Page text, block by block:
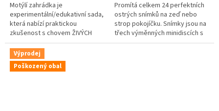
Motýlí zahrádka je
experimentální/edukativní sada,
která nabízí praktickou
zkušenost s chovem ŽIVÝCH
motýlků od housenek až po
vylíhnutí a vypuštění zpět do
přírody.
Promítá celkem 24 perfektních
ostrých snímků na zeď nebo
strop pokojíčku. Snímky jsou na
třech výměnných minidiscích s
tématem traktorů a nákladních
Výprodej
Poškozený obal